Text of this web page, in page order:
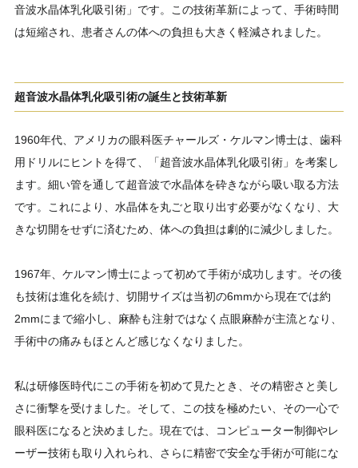
音波水晶体乳化吸引術」です。この技術革新によって、手術時間
は短縮され、患者さんの体への負担も大きく軽減されました。
超音波水晶体乳化吸引術の誕生と技術革新
1960年代、アメリカの眼科医チャールズ・ケルマン博士は、歯科
用ドリルにヒントを得て、「超音波水晶体乳化吸引術」を考案し
ます。細い管を通して超音波で水晶体を砕きながら吸い取る方法
です。これにより、水晶体を丸ごと取り出す必要がなくなり、大
きな切開をせずに済むため、体への負担は劇的に減少しました。
1967年、ケルマン博士によって初めて手術が成功します。その後
も技術は進化を続け、切開サイズは当初の6mmから現在では約
2mmにまで縮小し、麻酔も注射ではなく点眼麻酔が主流となり、
手術中の痛みもほとんど感じなくなりました。
私は研修医時代にこの手術を初めて見たとき、その精密さと美し
さに衝撃を受けました。そして、この技を極めたい、その一心で
眼科医になると決めました。現在では、コンピューター制御やレ
ーザー技術も取り入れられ、さらに精密で安全な手術が可能にな